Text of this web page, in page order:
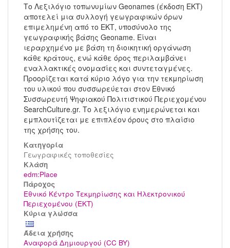
Το Λεξιλόγιο τοπωνυμίων Geonames (έκδοση ΕΚΤ)
αποτελεί μια συλλογή γεωγραφικών όρων
επιμελημένη από το ΕΚΤ, υποσύνολο της
γεωγραφικής βάσης Geoname. Είναι
ιεραρχημένο με βάση τη διοικητική οργάνωση
κάθε κράτους, ενώ κάθε όρος περιλαμβάνει
εναλλακτικές ονομασίες και συντεταγμένες.
Προορίζεται κατά κύριο λόγο για την τεκμηρίωση
του υλικού που συσσωρεύεται στον Εθνικό
Συσσωρευτή Ψηφιακού Πολιτιστικού Περιεχομένου
SearchCulture.gr. Το λεξιλόγιο ενημερώνεται και
εμπλουτίζεται με επιπλέον όρους στο πλαίσιο
της χρήσης του.
Κατηγορία
Γεωγραφικές τοποθεσίες
Kλάση
edm:Place
Πάροχος
Εθνικό Κέντρο Τεκμηρίωσης και Ηλεκτρονικού
Περιεχομένου (ΕΚΤ)
Κύρια γλώσσα
Άδεια χρήσης
Αναφορά Δημιουργού (CC BY)